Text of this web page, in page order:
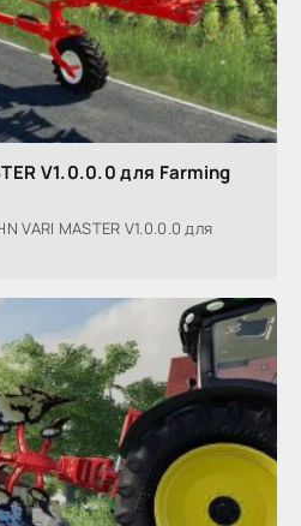
V1.0.0.0 для Farming
VARI MASTER V1.0.0.0 для